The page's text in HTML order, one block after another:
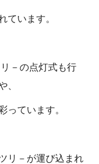
ています。
－の点灯式も行
、
っています。
リ－が運び込まれ